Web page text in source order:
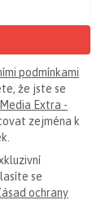
podmínkami
že jste se
Extra -
zejména k
se
ochrany